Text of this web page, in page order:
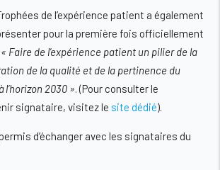
de l’expérience patient a également
pour la première fois officiellement
« Faire de l’expérience patient un pilier de la
de la qualité et de la pertinence du
2030 ». (Pour consulter le
signataire, visitez le site dédié).
d’échanger avec les signataires du